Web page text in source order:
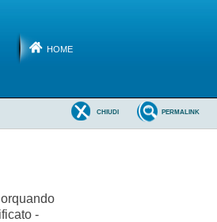
HOME
PERMALINK
CHIUDI
-